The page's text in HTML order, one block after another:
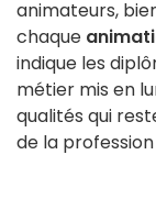
animateurs,
chaque
indique les
métier mis en
qualités qui
de la